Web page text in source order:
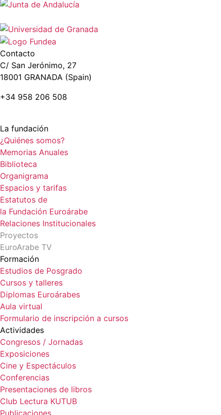
Contacto
C/ San Jerónimo, 27
18001 GRANADA (Spain)
+34 958 206 508
La fundación
¿Quiénes somos?
Memorias Anuales
Biblioteca
Organigrama
Espacios y tarifas
Estatutos de
la Fundación Euroárabe
Relaciones Institucionales
Proyectos
EuroArabe TV
Formación
Estudios de Posgrado
Cursos y talleres
Diplomas Euroárabes
Aula virtual
Formulario de inscripción a cursos
Actividades
Congresos / Jornadas
Exposiciones
Cine y Espectáculos
Conferencias
Presentaciones de libros
Club Lectura KUTUB